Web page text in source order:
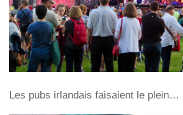
Les pubs irlandais faisaient le plein…